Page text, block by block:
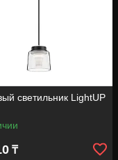
светильник LightUP
₸